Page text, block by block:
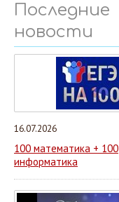
Последние
новости
16.07.2026
100 математика + 100
информатика